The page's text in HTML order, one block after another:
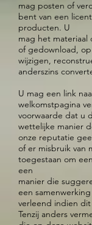
mag posten of
bent van een
producten. U
mag het
of gedownload,
wijzigen,
anderszins
U mag een link
welkomstpagina
voorwaarde dat u
wettelijke manier
onze reputatie
of er misbruik van
toegestaan om
een
manier die
een
verleend indien
Tenzij anders